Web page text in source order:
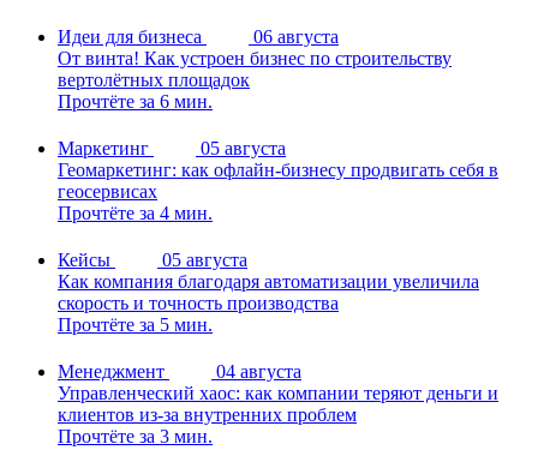
Идеи для бизнеса
06 августа
От винта! Как устроен бизнес по строительству
вертолётных площадок
Прочтёте за 6 мин.
Маркетинг
05 августа
Геомаркетинг: как офлайн-бизнесу продвигать себя в
геосервисах
Прочтёте за 4 мин.
Кейсы
05 августа
Как компания благодаря автоматизации увеличила
скорость и точность производства
Прочтёте за 5 мин.
Менеджмент
04 августа
Управленческий хаос: как компании теряют деньги и
клиентов из-за внутренних проблем
Прочтёте за 3 мин.